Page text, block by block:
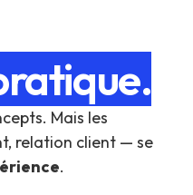
Mais les
relation client — se
.